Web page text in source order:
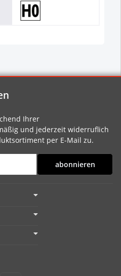
Ihrer
und jederzeit widerruflich
per E-Mail zu.
abonnieren